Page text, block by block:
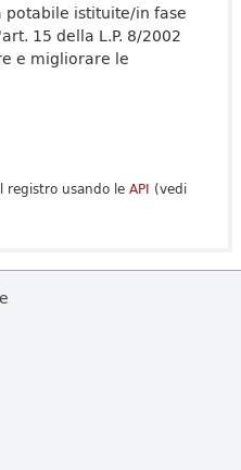
istituite/in fase
15 della L.P. 8/2002
e migliorare le
registro usando le API (vedi